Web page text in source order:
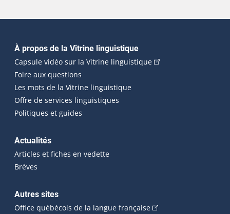
Navigation principale
À propos de la Vitrine linguistique
Capsule vidéo sur la Vitrine linguistique(Cet hyperlien
Foire aux questions
Les mots de la Vitrine linguistique
Offre de services linguistiques
Politiques et guides
Actualités
Articles et fiches en vedette
Brèves
Autres sites
Office québécois de la langue française(Cet hyperlien